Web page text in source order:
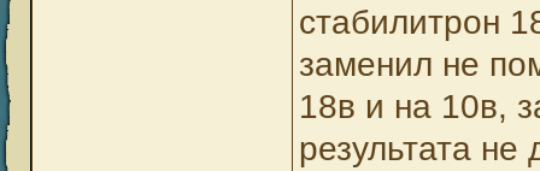
стабилитрон
заменил не
18в и на 10в,
результата